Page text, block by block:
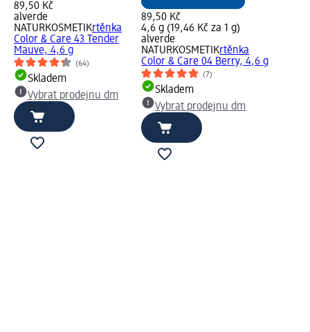
89,50 Kč
alverde
NATURKOSMETIKrtěnka
Color & Care 43 Tender
Mauve, 4,6 g
(64)
Skladem
Vybrat prodejnu dm
89,50 Kč
4,6 g (19,46 Kč za 1 g)
alverde
NATURKOSMETIKrtěnka
Color & Care 04 Berry, 4,6 g
(7)
Skladem
Vybrat prodejnu dm